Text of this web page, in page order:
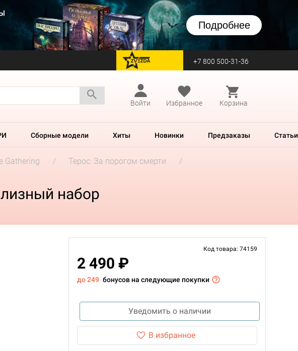
Подробнее
перейти на Zvezda +7 800 500-31-36
Войти
Избранное Корзина
Сборные модели Хиты Новинки Предзаказы Статьи
Gathering
Терос: За порогом смерти
набор
Код товара: 74159
2 490 ₽
до 249 бонусов на следующие покупки
Уведомить о наличии
В избранное